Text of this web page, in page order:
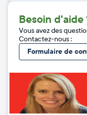
Besoin d'aide
Vous avez des
Contactez-nous :
Formulaire de